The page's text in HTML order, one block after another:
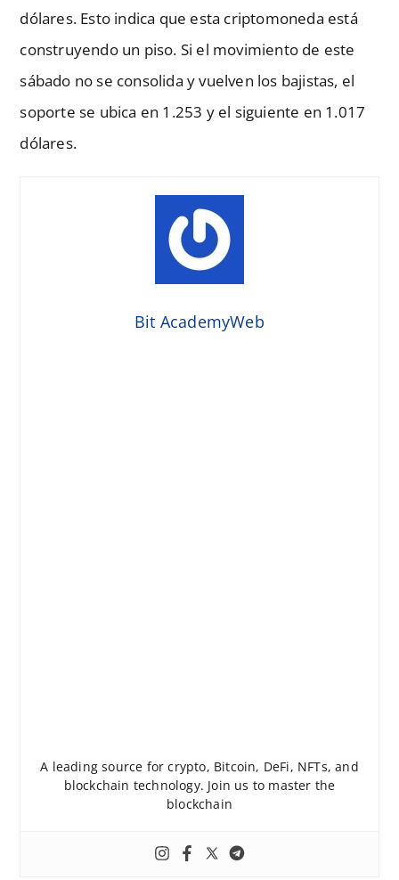
dólares. Esto indica que esta criptomoneda está
construyendo un piso. Si el movimiento de este
sábado no se consolida y vuelven los bajistas, el
soporte se ubica en 1.253 y el siguiente en 1.017
dólares.
Bit AcademyWeb
A leading source for crypto, Bitcoin, DeFi, NFTs, and
blockchain technology. Join us to master the
blockchain